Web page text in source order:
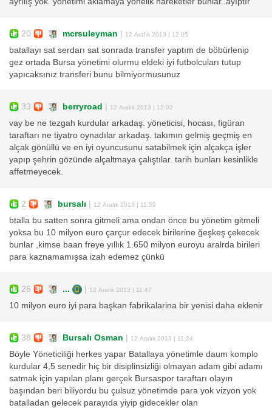
20 mcrsuleyman | 12 Aralık 2013 | 12:05
batallayı sat serdarı sat sonrada transfer yaptım de böbürlenip
gez ortada Bursa yönetimi olurmu eldeki iyi futbolcuları tutup
yapıcaksınız transferi bunu bilmiyormusunuz
33 berryroad | 12 Aralık 2013 | 12:02
vay be ne tezgah kurdular arkadaş. yöneticisi, hocası, figüran
taraftarı ne tiyatro oynadılar arkadaş. takımın gelmiş geçmiş en
alçak gönüllü ve en iyi oyuncusunu satabilmek için alçakça işler
yapıp şehrin gözünde alçaltmaya çalıştılar. tarih bunları kesinlikle
affetmeyecek.
2 bursalı | 12 Aralık 2013 | 11:59
btalla bu satten sonra gitmeli ama ondan önce bu yönetim gitmeli
yoksa bu 10 milyon euro çarçur edecek birilerine ğeşkeş çekecek
bunlar ,kimse baan freye yıllık 1.650 milyon euroyu aralrda birileri
para kaznamamışsa izah edemez çünkü
26 ... | 12 Aralık 2013 | 11:47
10 milyon euro iyi para başkan fabrikalarina bir yenisi daha eklenir
38 Bursalı Osman | 12 Aralık 2013 | 11:24
Böyle Yöneticiliği herkes yapar Batallaya yönetimle daum komplo
kurdular 4,5 senedir hiç bir disiplinsizliği olmayan adam gibi adamı
satmak için yapılan planı gerçek Bursaspor taraftarı olayın
başından beri biliyordu bu çulsuz yönetimde para yok vizyon yok
batalladan gelecek parayıda yiyip gidecekler olan